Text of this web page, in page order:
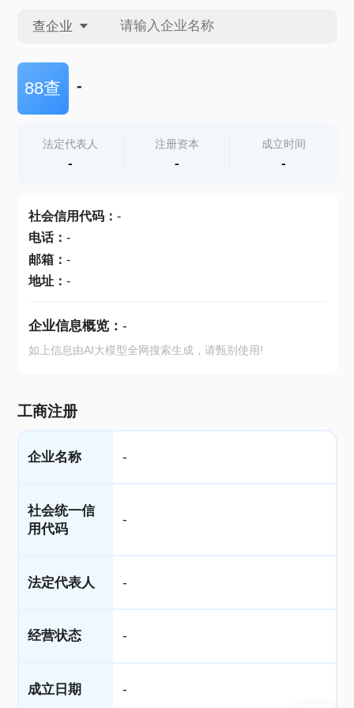
查企业
查企业
查产地
88查 -
法定代表人
-
注册资本
-
成立时间
-
社会信用代码： -
电话： -
邮箱： -
地址： -
企业信息概览： -
如上信息由AI大模型全网搜索生成，请甄别使用!
工商注册
企业名称 -
社会统一信
用代码
-
法定代表人 -
经营状态 -
成立日期 -